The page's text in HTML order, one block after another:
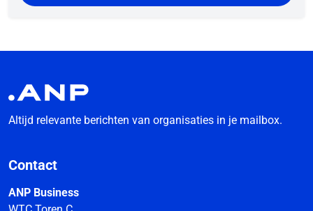
Altijd relevante berichten van organisaties in je mailbox.
Contact
ANP Business